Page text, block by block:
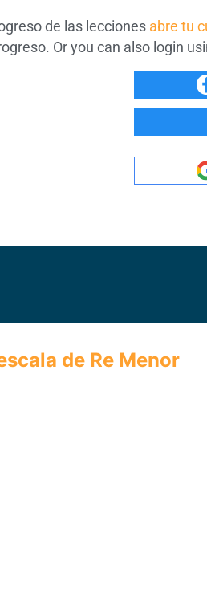
de las lecciones abre tu
Or you can also login
de Re Menor